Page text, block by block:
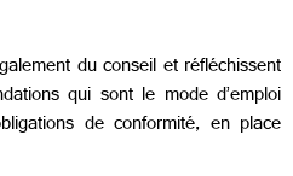
du conseil et réfléchissent
qui sont le mode d’emploi
de conformité, en place